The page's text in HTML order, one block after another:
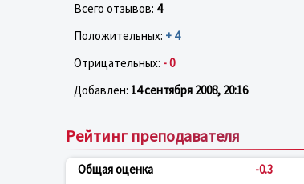
Всего отзывов: 4
Положительных: + 4
Отрицательных: - 0
Добавлен: 14 сентября 2008, 20:16
Рейтинг преподавателя
Общая оценка -0.3